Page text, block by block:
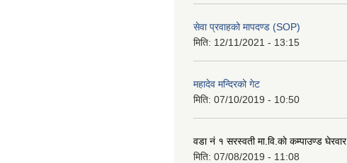
सेवा प्रवाहको मापदण्ड (SOP)
मिति: 12/11/2021 - 13:15
महादेव मन्दिरको गेट
मिति: 07/10/2019 - 10:50
वडा नं १ सरस्वती मा.वि.काे कम्पाउण्ड घेरवार
मिति: 07/08/2019 - 11:08